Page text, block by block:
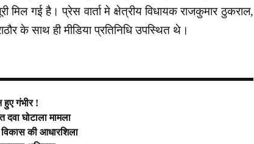
मिल गई है। प्रेस वार्ता मे क्षेत्रीय विधायक राजकुमार ठुकराल,
के साथ ही मीडिया प्रतिनिधि उपस्थित थे।
गंभीर !
घोटाला मामला
विकास की आधारशिला